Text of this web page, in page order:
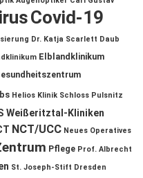
Covid-19
Dr. Katja Scarlett Daub
Elblandklinikum
Helios Klinik Schloss Pulsnitz
Weißeritztal-Kliniken
NCT/UCC Neues Operatives
Pflege Prof. Albrecht
St. Joseph-Stift Dresden